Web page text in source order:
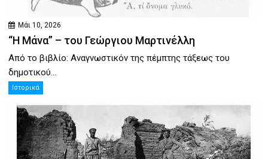
Μάι 10, 2026
“Η Μάνα” – του Γεώργιου Μαρτινέλλη
Από το βιβλίο: Αναγνωστικόν της πέμπτης τάξεως του
δημοτικού...
Ιστορικά